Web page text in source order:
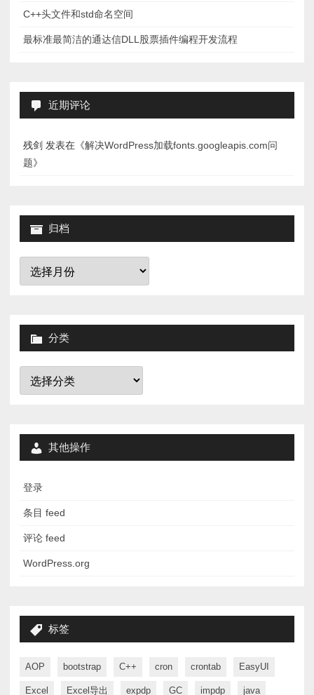
C++头文件和std命名空间
最标准最简洁的通达信DLL股票插件编程开发流程
近期评论
残剑 发表在《解决WordPress加载fonts.googleapis.com问
题》
归档
归
分类
分
其他操作
登录
条目 feed
评论 feed
WordPress.org
标签
AOP bootstrap C++ cron crontab EasyUI
Excel Excel导出 expdp GC impdp java